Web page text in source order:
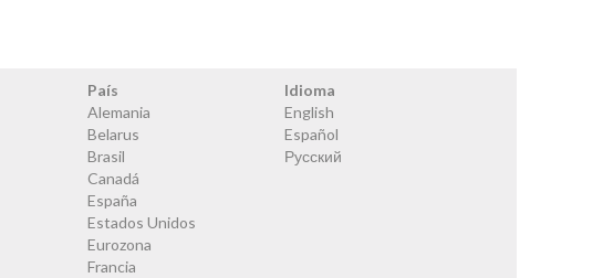
País
Alemania
Belarus
Brasil
Canadá
España
Estados Unidos
Eurozona
Francia
Idioma
English
Español
Русский